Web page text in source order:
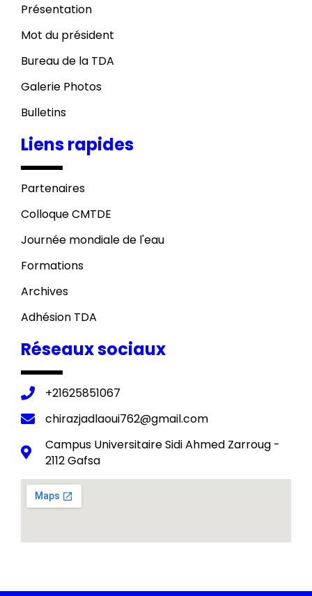
Présentation
Mot du président
Bureau de la TDA
Galerie Photos
Bulletins
Liens rapides
Partenaires
Colloque CMTDE
Journée mondiale de l'eau
Formations
Archives
Adhésion TDA
Réseaux sociaux
+21625851067
chirazjadlaoui762@gmail.com
Campus Universitaire Sidi Ahmed Zarroug -
2112 Gafsa